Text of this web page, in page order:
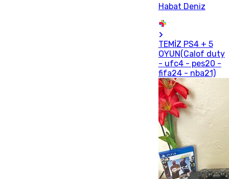
Habat Deniz
TEMİZ PS4 + 5
OYUN(Calof duty
- ufc4 - pes20 -
fifa24 - nba21)